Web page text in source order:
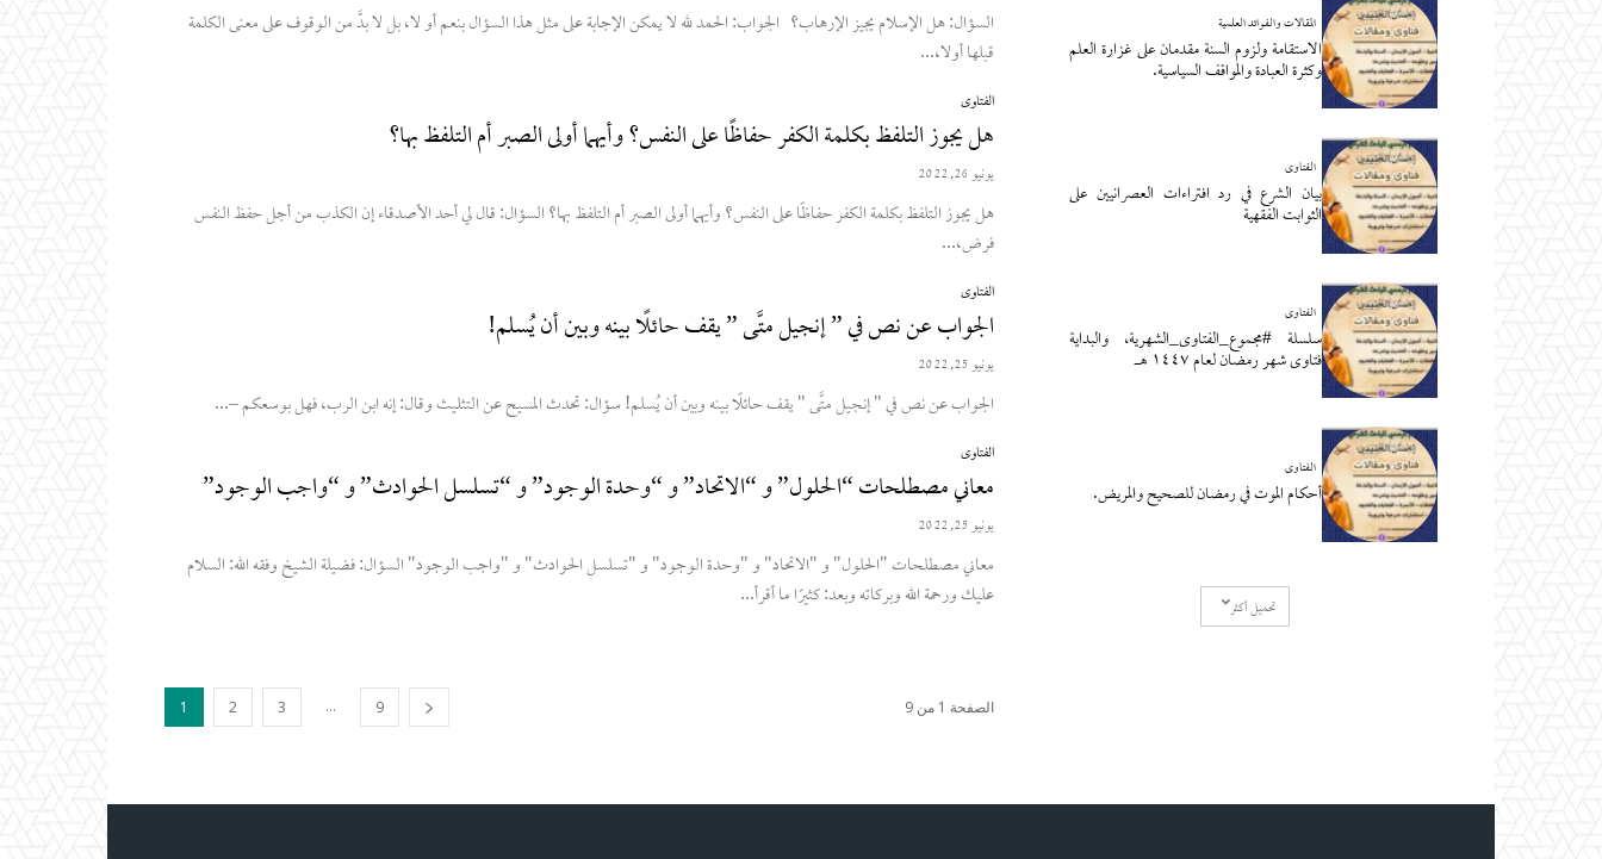
السؤال: هل الإسلام يجيز الإرهاب؟ الجواب: الحمد لله لا يمكن الإجابة على مثل هذا السؤال بنعم أو لا، بل لا بدَّ من الوقوف على معنى الكلمة
قبلها أولا،...
الفتاوى
هل يجوز التلفظ بكلمة الكفر حفاظًا على النفس؟ وأيهما أولى الصبر أم التلفظ بها؟
يونيو 26, 2022
هل يجوز التلفظ بكلمة الكفر حفاظًا على النفس؟ وأيهما أولى الصبر أم التلفظ بها؟ السؤال: قال لي أحد الأصدقاء إن الكذب من أجل حفظ النفس
فرض،...
الفتاوى
الجواب عن نص في ” إنجيل متَّى ” يقف حائلًا بينه وبين أن يُسلم!
يونيو 25, 2022
الجواب عن نص في " إنجيل متَّى " يقف حائلًا بينه وبين أن يُسلم! سؤال: تحدث المسيح عن التثليث وقال: إنه ابن الرب، فهل بوسعكم –...
الفتاوى
معاني مصطلحات “الحلول” و “الاتحاد” و “وحدة الوجود” و “تسلسل الحوادث” و “واجب الوجود”
يونيو 25, 2022
معاني مصطلحات "الحلول" و "الاتحاد" و "وحدة الوجود" و "تسلسل الحوادث" و "واجب الوجود" السؤال: فضيلة الشيخ وفقه الله: السلام
عليك ورحمة الله وبركاته وبعد: كثيرًا ما أقرأ...
1 2 3 ... 9 الصفحة 1 من 9
المقالات والفوائد العلمية
الاستقامة ولزوم السنة مقدمان على غزارة العلم
وكثرة العبادة والمواقف السياسية.
الفتاوى
بيان الشرع في رد افتراءات العصرانيين على
الثوابت الفقهية
الفتاوى
سلسلة #مجموع_الفتاوى_الشهرية، والبداية
فتاوى شهر رمضان لعام ١٤٤٧ هـ
الفتاوى
أحكام الموت في رمضان للصحيح والمريض.
تحميل أكثر